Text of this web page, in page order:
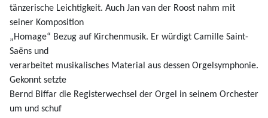
tänzerische Leichtigkeit. Auch Jan van der Roost nahm mit
seiner Komposition
„Homage“ Bezug auf Kirchenmusik. Er würdigt Camille Saint-
Saëns und
verarbeitet musikalisches Material aus dessen Orgelsymphonie.
Gekonnt setzte
Bernd Biffar die Registerwechsel der Orgel in seinem Orchester
um und schuf